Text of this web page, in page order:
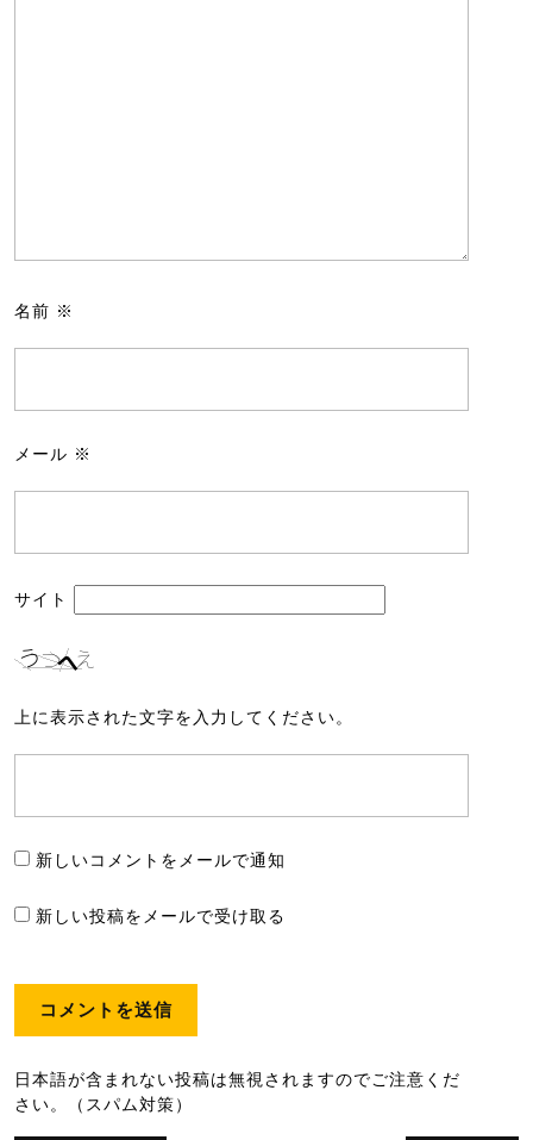
名前 ※
メール ※
サイト
上に表示された文字を入力してください。
新しいコメントをメールで通知
新しい投稿をメールで受け取る
日本語が含まれない投稿は無視されますのでご注意くだ
さい。（スパム対策）